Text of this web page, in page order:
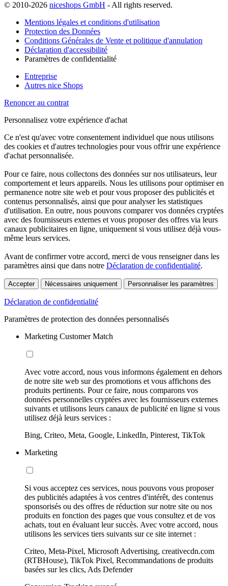
© 2010-2026 niceshops GmbH - All rights reserved.
Mentions légales et conditions d'utilisation
Protection des Données
Conditions Générales de Vente et politique d'annulation
Déclaration d'accessibilité
Paramètres de confidentialité
Entreprise
Autres nice Shops
Renoncer au contrat
Personnalisez votre expérience d'achat
Ce n'est qu'avec votre consentement individuel que nous utilisons
des cookies et d'autres technologies pour vous offrir une expérience
d'achat personnalisée.
Pour ce faire, nous collectons des données sur nos utilisateurs, leur
comportement et leurs appareils. Nous les utilisons pour optimiser en
permanence notre site web et pour vous proposer des publicités et
contenus personnalisés, ainsi que pour analyser les statistiques
d'utilisation. En outre, nous pouvons comparer vos données cryptées
avec des fournisseurs externes et vous proposer des offres via leurs
canaux publicitaires en ligne, uniquement si vous utilisez déjà vous-
même leurs services.
Avant de confirmer votre accord, merci de vous renseigner dans les
paramètres ainsi que dans notre Déclaration de confidentialité.
Accepter Nécessaires uniquement Personnaliser les paramètres
Déclaration de confidentialité
Paramètres de protection des données personnalisés
Marketing Customer Match
Avec votre accord, nous vous informons également en dehors
de notre site web sur des promotions et vous affichons des
produits pertinents. Pour ce faire, nous comparons vos
données personnelles cryptées avec les fournisseurs externes
suivants et utilisons leurs canaux de publicité en ligne si vous
utilisez déjà leurs services :
Bing, Criteo, Meta, Google, LinkedIn, Pinterest, TikTok
Marketing
Si vous acceptez ces services, nous pouvons vous proposer
des publicités adaptées à vos centres d'intérêt, des contenus
sponsorisés ou des offres de réduction sur notre site ou nos
produits en fonction des pages que vous consultez et de vos
achats, tout en évaluant leur succès. Avec votre accord, nous
utilisons les services tiers suivants sur ce site internet :
Criteo, Meta-Pixel, Microsoft Advertising, creativecdn.com
(RTBHouse), TikTok Pixel, Recommandations de produits
basées sur les clics, Ads Defender